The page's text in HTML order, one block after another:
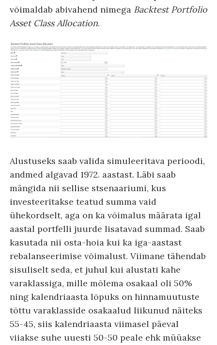
võimaldab abivahend nimega Backtest Portfolio
Asset Class Allocation.
Alustuseks saab valida simuleeritava perioodi,
andmed algavad 1972. aastast. Läbi saab
mängida nii sellise stsenaariumi, kus
investeeritakse teatud summa vaid
ühekordselt, aga on ka võimalus määrata igal
aastal portfelli juurde lisatavad summad. Saab
kasutada nii osta-hoia kui ka iga-aastast
rebalanseerimise võimalust. Viimane tähendab
sisuliselt seda, et juhul kui alustati kahe
varaklassiga, mille mõlema osakaal oli 50%
ning kalendriaasta lõpuks on hinnamuutuste
tõttu varaklasside osakaalud liikunud näiteks
55-45, siis kalendriaasta viimasel päeval
viiakse suhe uuesti 50-50 peale ehk müüakse